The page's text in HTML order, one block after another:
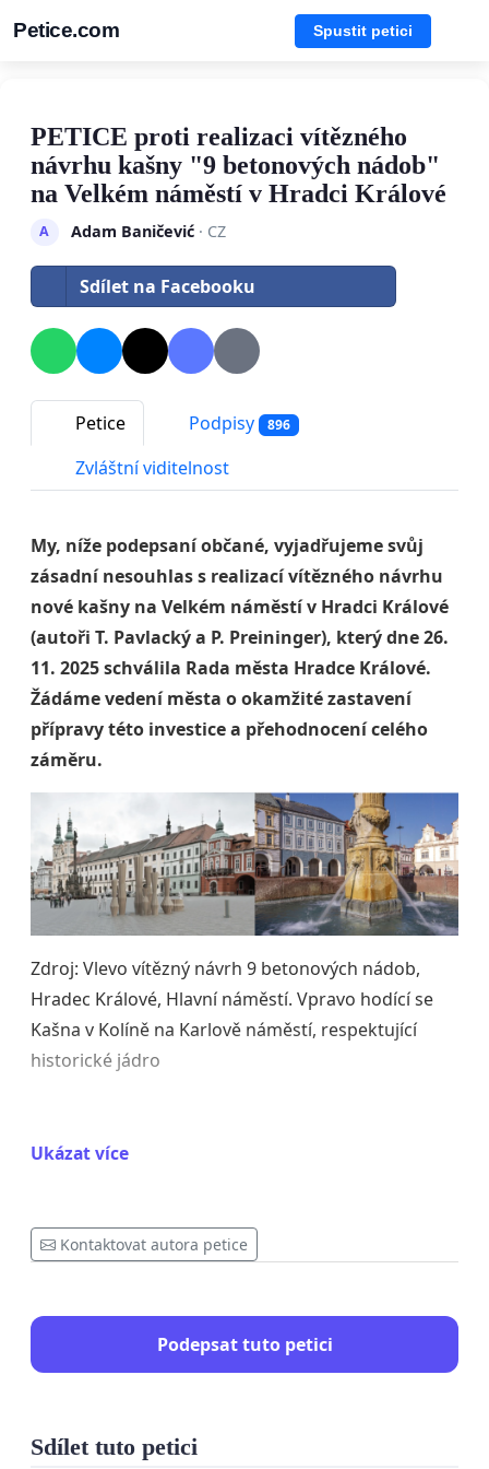
Petice.com Spustit petici
PETICE proti realizaci vítězného
návrhu kašny "9 betonových nádob"
na Velkém náměstí v Hradci Králové
A Adam Baničević· CZ
Sdílet na Facebooku
Petice Podpisy 896
Zvláštní viditelnost
My, níže podepsaní občané, vyjadřujeme svůj
zásadní nesouhlas s realizací vítězného návrhu
nové kašny na Velkém náměstí v Hradci Králové
(autoři T. Pavlacký a P. Preininger), který dne 26.
11. 2025 schválila Rada města Hradce Králové.
Žádáme vedení města o okamžité zastavení
přípravy této investice a přehodnocení celého
záměru.
Zdroj: Vlevo vítězný návrh 9 betonových nádob,
Hradec Králové, Hlavní náměstí. Vpravo hodící se
Kašna v Kolíně na Karlově náměstí, respektující
historické jádro
Vítězný návrh, tvořený souborem devíti betonových
města. Naše stanovisko opíráme o následující
Narušení genia loci a hodnot Městské
památkové rezervace
rezervace (MPR) Hradec Králové. Jeho charakter je
Ukázat více
Kontaktovat autora petice
Podepsat tuto petici
Sdílet tuto petici